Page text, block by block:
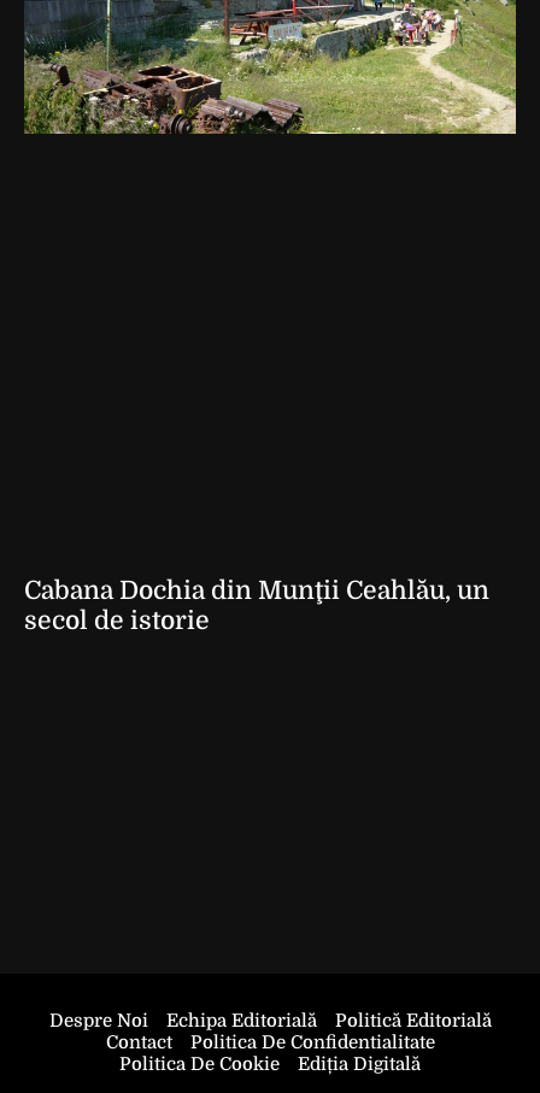
Cabana Dochia din Munţii Ceahlău, un
secol de istorie
Despre Noi Echipa Editorială
Politică Editorială
Contact
Politica De Confidentialitate
Politica De Cookie
Ediția Digitală